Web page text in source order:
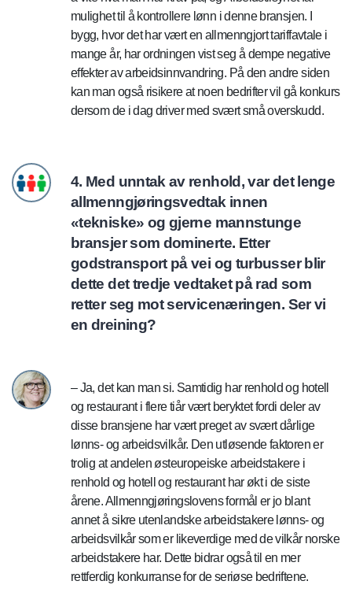
mulighet til å kontrollere lønn i denne bransjen. I
bygg, hvor det har vært en allmenngjort tariffavtale i
mange år, har ordningen vist seg å dempe negative
effekter av arbeidsinnvandring. På den andre siden
kan man også risikere at noen bedrifter vil gå konkurs
dersom de i dag driver med svært små overskudd.
4. Med unntak av renhold, var det lenge
allmenngjøringsvedtak innen
«tekniske» og gjerne mannstunge
bransjer som dominerte. Etter
godstransport på vei og turbusser blir
dette det tredje vedtaket på rad som
retter seg mot servicenæringen. Ser vi
en dreining?
– Ja, det kan man si. Samtidig har renhold og hotell
og restaurant i flere tiår vært beryktet fordi deler av
disse bransjene har vært preget av svært dårlige
lønns- og arbeidsvilkår. Den utløsende faktoren er
trolig at andelen østeuropeiske arbeidstakere i
renhold og hotell og restaurant har økt i de siste
årene. Allmenngjøringslovens formål er jo blant
annet å sikre utenlandske arbeidstakere lønns- og
arbeidsvilkår som er likeverdige med de vilkår norske
arbeidstakere har. Dette bidrar også til en mer
rettferdig konkurranse for de seriøse bedriftene.